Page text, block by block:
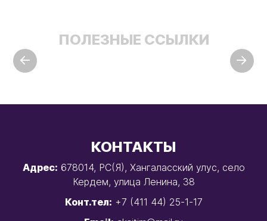
ПОЛЕЗНЫЕ ССЫЛКИ
КОНТАКТЫ
Адрес: 678014, РС(Я), Хангаласский улус, село
Кердем, улица Ленина, 38
Конт.тел: +7 (411 44) 25-1-17